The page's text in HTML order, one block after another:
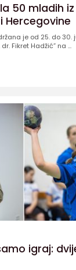
50 mladih iz
Hercegovine
je od 25. do 30.
Fikret Hadžić” na ...
igraj: